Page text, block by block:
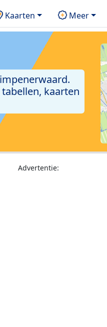
Kaarten Meer
kaarten
Advertentie: